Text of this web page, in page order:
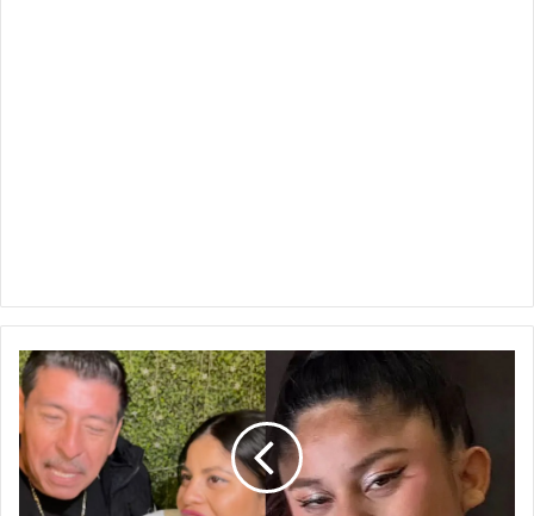
Confirma
investigación
en
el
caso
de